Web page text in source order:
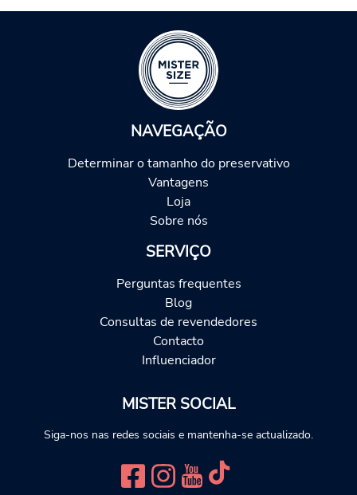
NAVEGAÇÃO
Determinar o tamanho do preservativo
Vantagens
Loja
Sobre nós
SERVIÇO
Perguntas frequentes
Blog
Consultas de revendedores
Contacto
Influenciador
MISTER SOCIAL
Siga-nos nas redes sociais e mantenha-se actualizado.